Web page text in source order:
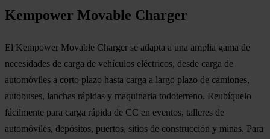
Kempower Movable Charger
El Kempower Movable Charger se adapta a una amplia gama de
necesidades de carga de vehículos eléctricos, desde carga de
automóviles a corto plazo hasta carga a largo plazo de camiones,
autobuses, lanchas rápidas y maquinaria todoterreno. Reubíquelo
fácilmente para carga rápida de CC en eventos, talleres de
automóviles, depósitos, puertos, sitios de construcción y minas. Para